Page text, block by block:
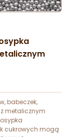
babeczek,
z metalicznym
cukrowych mogą